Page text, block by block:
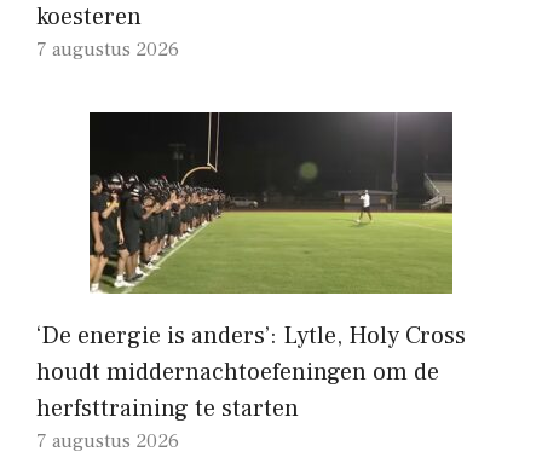
koesteren
7 augustus 2026
‘De energie is anders’: Lytle, Holy Cross
houdt middernachtoefeningen om de
herfsttraining te starten
7 augustus 2026